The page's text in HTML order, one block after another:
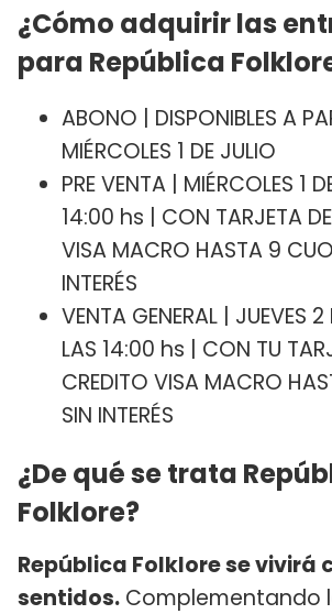
¿Cómo adquirir las
para República
ABONO | DISPONIBLES A
MIÉRCOLES 1 DE JULIO
PRE VENTA | MIÉRCOLES 1
14:00 hs | CON TARJETA
VISA MACRO HASTA 9
INTERÉS
VENTA GENERAL | JUEVES
LAS 14:00 hs | CON TU
CREDITO VISA MACRO
SIN INTERÉS
¿De qué se trata
Folklore?
República Folklore se vivirá
sentidos. Complementando